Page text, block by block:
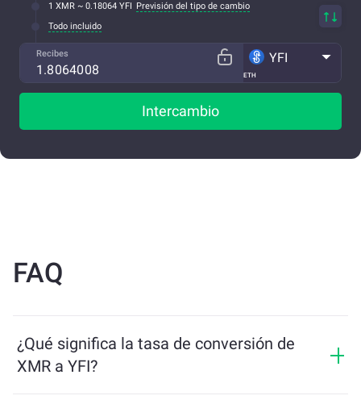
1 XMR ~ 0.18064 YFI Previsión del tipo de cambio
Todo incluido
Recibes
ETH
YFI
Intercambio
FAQ
¿Qué significa la tasa de conversión de
XMR a YFI?